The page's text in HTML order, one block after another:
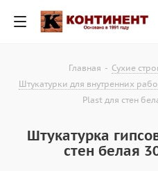
Главная - Сухие
Штукатурки для внутренних
Plast для стен
Штукатурка
стен белая